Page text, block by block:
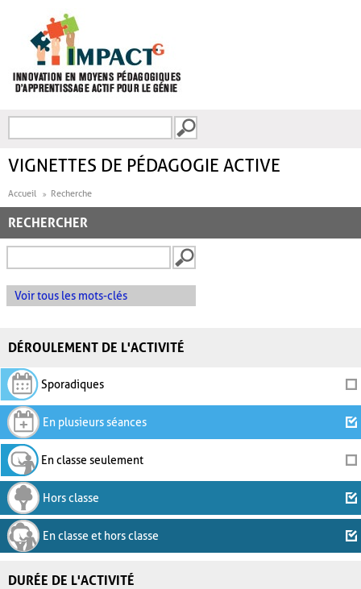
FORMULAIRE DE
VIGNETTES DE PÉDAGOGIE ACTIVE
Accueil Recherche
RECHERCHER
Voir tous les mots-clés
DÉROULEMENT DE L'ACTIVITÉ
Sporadiques
En plusieurs séances
En classe seulement
Hors classe
En classe et hors classe
DURÉE DE L'ACTIVITÉ